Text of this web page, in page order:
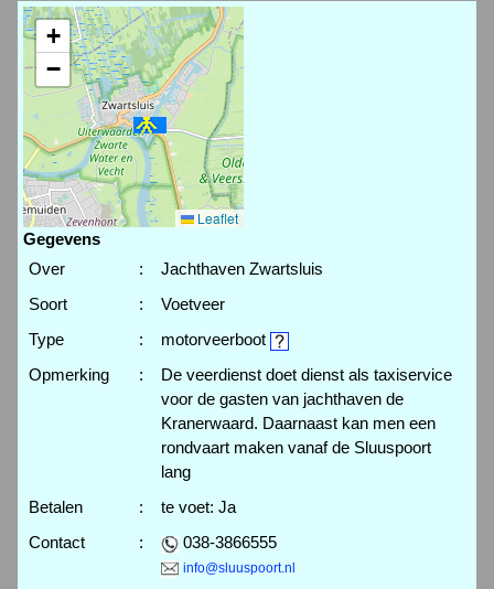
+
−
Leaflet
Gegevens
Over
:
Jachthaven Zwartsluis
Soort
:
Voetveer
Type
:
motorveerboot
Opmerking
:
De veerdienst doet dienst als taxiservice
voor de gasten van jachthaven de
Kranerwaard. Daarnaast kan men een
rondvaart maken vanaf de Sluuspoort
lang
Betalen
:
te voet: Ja
Contact
: 038-3866555
info@sluuspoort.nl